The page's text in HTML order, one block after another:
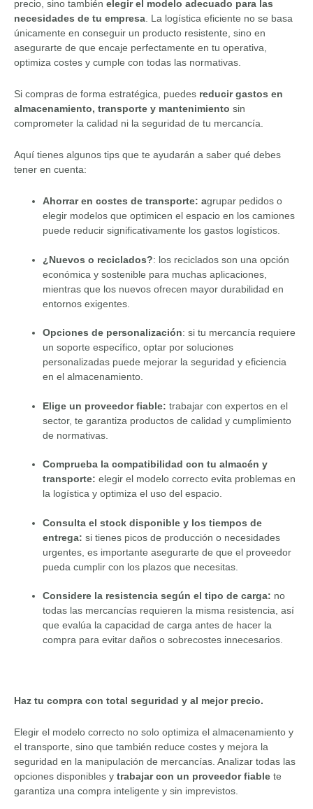
precio, sino también elegir el modelo adecuado para las
necesidades de tu empresa. La logística eficiente no se basa
únicamente en conseguir un producto resistente, sino en
asegurarte de que encaje perfectamente en tu operativa,
optimiza costes y cumple con todas las normativas.
Si compras de forma estratégica, puedes reducir gastos en
almacenamiento, transporte y mantenimiento sin
comprometer la calidad ni la seguridad de tu mercancía.
Aquí tienes algunos tips que te ayudarán a saber qué debes
tener en cuenta:
Ahorrar en costes de transporte: agrupar pedidos o
elegir modelos que optimicen el espacio en los camiones
puede reducir significativamente los gastos logísticos.
¿Nuevos o reciclados?: los reciclados son una opción
económica y sostenible para muchas aplicaciones,
mientras que los nuevos ofrecen mayor durabilidad en
entornos exigentes.
Opciones de personalización: si tu mercancía requiere
un soporte específico, optar por soluciones
personalizadas puede mejorar la seguridad y eficiencia
en el almacenamiento.
Elige un proveedor fiable: trabajar con expertos en el
sector, te garantiza productos de calidad y cumplimiento
de normativas.
Comprueba la compatibilidad con tu almacén y
transporte: elegir el modelo correcto evita problemas en
la logística y optimiza el uso del espacio.
Consulta el stock disponible y los tiempos de
entrega: si tienes picos de producción o necesidades
urgentes, es importante asegurarte de que el proveedor
pueda cumplir con los plazos que necesitas.
Considere la resistencia según el tipo de carga: no
todas las mercancías requieren la misma resistencia, así
que evalúa la capacidad de carga antes de hacer la
compra para evitar daños o sobrecostes innecesarios.
Haz tu compra con total seguridad y al mejor precio.
Elegir el modelo correcto no solo optimiza el almacenamiento y
el transporte, sino que también reduce costes y mejora la
seguridad en la manipulación de mercancías. Analizar todas las
opciones disponibles y trabajar con un proveedor fiable te
garantiza una compra inteligente y sin imprevistos.